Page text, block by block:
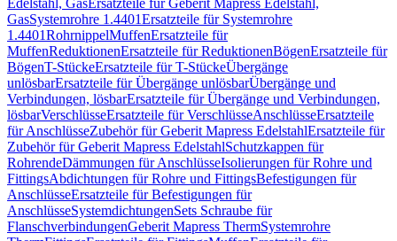
Edelstahl, GasErsatzteile für Geberit Mapress Edelstahl,
GasSystemrohre 1.4401Ersatzteile für Systemrohre
1.4401RohrnippelMuffenErsatzteile für
MuffenReduktionenErsatzteile für ReduktionenBögenErsatzteile für
BögenT-StückeErsatzteile für T-StückeÜbergänge
unlösbarErsatzteile für Übergänge unlösbarÜbergänge und
Verbindungen, lösbarErsatzteile für Übergänge und Verbindungen,
lösbarVerschlüsseErsatzteile für VerschlüsseAnschlüsseErsatzteile
für AnschlüsseZubehör für Geberit Mapress EdelstahlErsatzteile für
Zubehör für Geberit Mapress EdelstahlSchutzkappen für
RohrendeDämmungen für AnschlüsseIsolierungen für Rohre und
FittingsAbdichtungen für Rohre und FittingsBefestigungen für
AnschlüsseErsatzteile für Befestigungen für
AnschlüsseSystemdichtungenSets Schraube für
FlanschverbindungenGeberit Mapress ThermSystemrohre